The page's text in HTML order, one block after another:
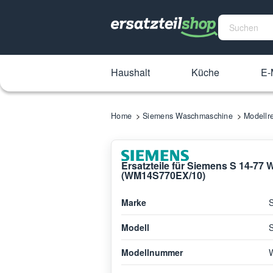
Haushalt Küche
Home Siemens Waschmaschine
Ersatzteile für Siemens S 14-77
(WM14S770EX/10)
Marke
Modell
Modellnummer